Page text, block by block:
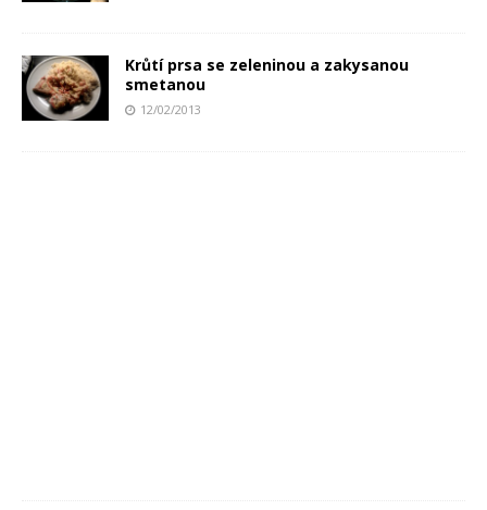
Krůtí prsa se zeleninou a zakysanou
smetanou
12/02/2013